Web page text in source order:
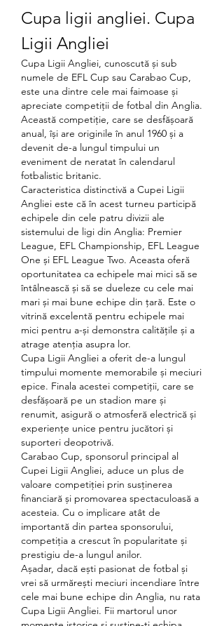
Cupa ligii angliei. Cupa
Ligii Angliei
Cupa Ligii Angliei, cunoscută și sub
numele de EFL Cup sau Carabao Cup,
este una dintre cele mai faimoase și
apreciate competiții de fotbal din Anglia.
Această competiție, care se desfășoară
anual, își are originile în anul 1960 și a
devenit de-a lungul timpului un
eveniment de neratat în calendarul
fotbalistic britanic.
Caracteristica distinctivă a Cupei Ligii
Angliei este că în acest turneu participă
echipele din cele patru divizii ale
sistemului de ligi din Anglia: Premier
League, EFL Championship, EFL League
One și EFL League Two. Aceasta oferă
oportunitatea ca echipele mai mici să se
întâlnească și să se dueleze cu cele mai
mari și mai bune echipe din țară. Este o
vitrină excelentă pentru echipele mai
mici pentru a-și demonstra calitățile și a
atrage atenția asupra lor.
Cupa Ligii Angliei a oferit de-a lungul
timpului momente memorabile și meciuri
epice. Finala acestei competiții, care se
desfășoară pe un stadion mare și
renumit, asigură o atmosferă electrică și
experiențe unice pentru jucători și
suporteri deopotrivă.
Carabao Cup, sponsorul principal al
Cupei Ligii Angliei, aduce un plus de
valoare competiției prin susținerea
financiară și promovarea spectaculoasă a
acesteia. Cu o implicare atât de
importantă din partea sponsorului,
competiția a crescut în popularitate și
prestigiu de-a lungul anilor.
Așadar, dacă ești pasionat de fotbal și
vrei să urmărești meciuri incendiare între
cele mai bune echipe din Anglia, nu rata
Cupa Ligii Angliei. Fii martorul unor